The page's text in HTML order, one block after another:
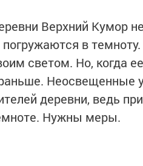
Верхний Кумор
в
светом. Но, когда
Неосвещенные
деревни, ведь
Нужны меры.